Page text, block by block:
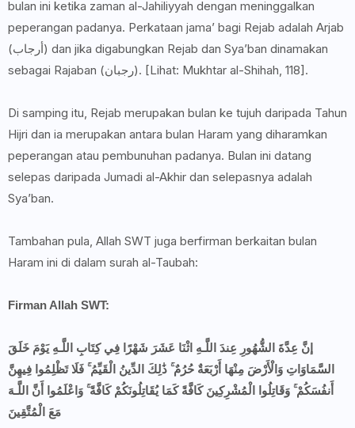
bulan ini ketika zaman al-Jahiliyyah dengan meninggalkan
peperangan padanya. Perkataan jama’ bagi Rejab adalah Arjab
(أرجاب) dan jika digabungkan Rejab dan Sya’ban dinamakan
sebagai Rajaban (رجبان). [Lihat: Mukhtar al-Shihah, 118].
Di samping itu, Rejab merupakan bulan ke tujuh daripada Tahun
Hijri dan ia merupakan antara bulan Haram yang diharamkan
peperangan atau pembunuhan padanya. Bulan ini datang
selepas daripada Jumadi al-Akhir dan selepasnya adalah
Sya’ban.
Tambahan pula, Allah SWT juga berfirman berkaitan bulan
Haram ini di dalam surah al-Taubah:
Firman Allah SWT:
إنَّ عِدَّةَ الشُّهُورِ عِندَ اللَّـهِ اثْنَا عَشَرَ شَهْرًا فِي كِتَابِ اللَّـهِ يَوْمَ خَلَقَ
السَّمَاوَاتِ وَالْأَرْضَ مِنْهَا أَرْبَعَةٌ حُرُمٌ ۚ ذَٰلِكَ الدِّينُ الْقَيِّمُ ۚ فَلَا تَظْلِمُوا فِيهِنَّ
أَنفُسَكُمْ ۚ وَقَاتِلُوا الْمُشْرِكِينَ كَافَّةً كَمَا يُقَاتِلُونَكُمْ كَافَّةً ۚ وَاعْلَمُوا أَنَّ اللَّـهَ
مَعَ الْمُتَّقِينَ